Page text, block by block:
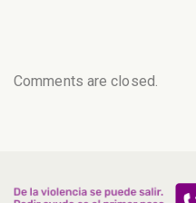
Comments are closed.